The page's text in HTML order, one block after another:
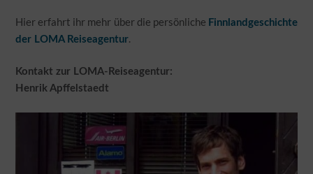
Hier erfahrt ihr mehr über die persönliche Finnlandgeschichte
der LOMA Reiseagentur
Kontakt zur LOMA-Reiseagentur:
Henrik Apffelstaedt